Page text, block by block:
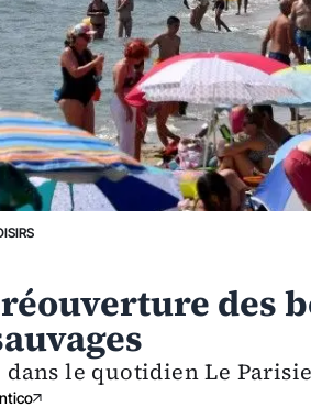
des
le quotidien Le